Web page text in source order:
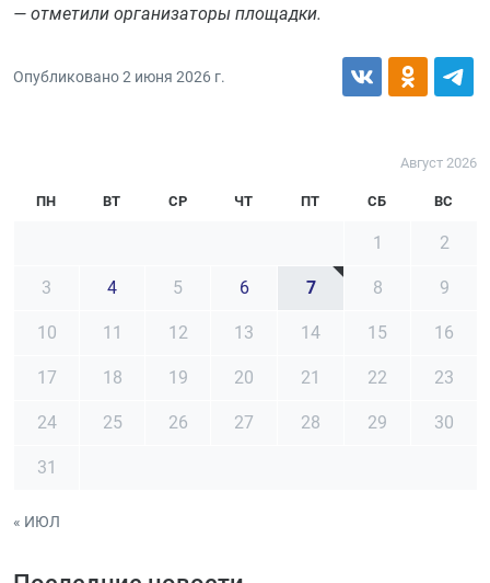
— отметили организаторы площадки.
Опубликовано2 июня 2026 г.
Август 2026
ПН ВТ СР ЧТ ПТ СБ ВС
1 2
3 4 5 6 7 8 9
10 11 12 13 14 15 16
17 18 19 20 21 22 23
24 25 26 27 28 29 30
31
« ИЮЛ